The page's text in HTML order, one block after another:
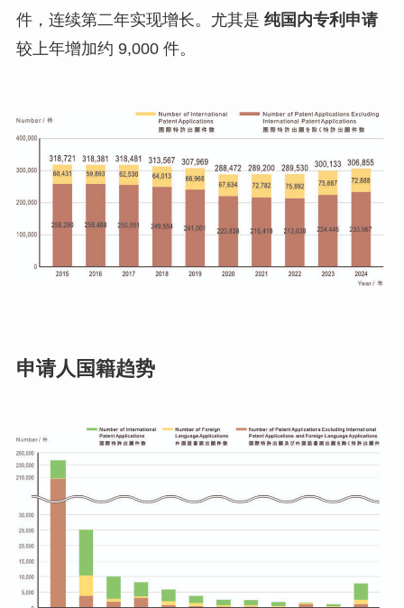
件，连续第二年实现增长。尤其是 纯国内专利申请
较上年增加约 9,000 件。
申请人国籍趋势